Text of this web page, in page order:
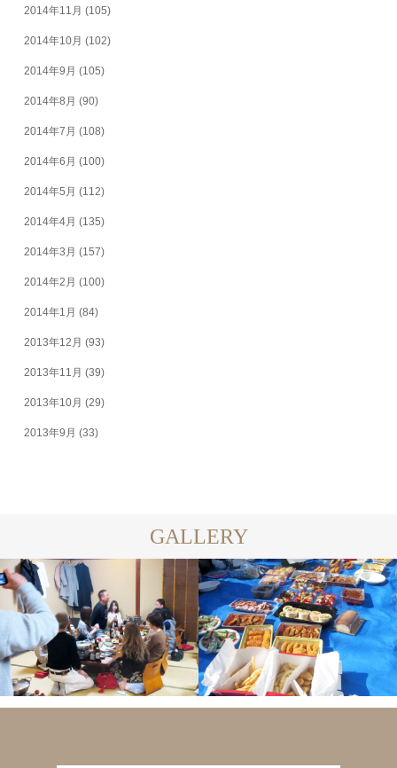
2014年11月 (105)
2014年10月 (102)
2014年9月 (105)
2014年8月 (90)
2014年7月 (108)
2014年6月 (100)
2014年5月 (112)
2014年4月 (135)
2014年3月 (157)
2014年2月 (100)
2014年1月 (84)
2013年12月 (93)
2013年11月 (39)
2013年10月 (29)
2013年9月 (33)
GALLERY